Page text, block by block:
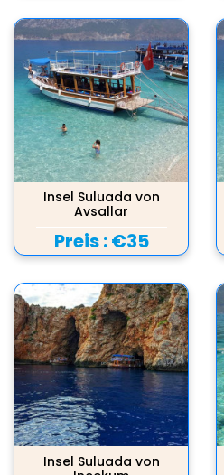
Insel Suluada von
Avsallar
Preis :€35
Insel Suluada von